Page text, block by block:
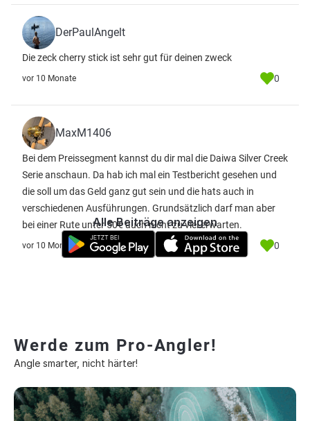
DerPaulAngelt
Die zeck cherry stick ist sehr gut für deinen zweck
vor 10 Monate 0
MaxM1406
Bei dem Preissegment kannst du dir mal die Daiwa Silver Creek
Serie anschaun. Da hab ich mal ein Testbericht gesehen und
die soll um das Geld ganz gut sein und die hats auch in
verschiedenen Ausführungen. Grundsätzlich darf man aber
bei einer Rute unter 50€ auch nicht zu viel erwarten.
vor 10 Monate 0
Alle Beiträge anzeigen
Werde zum Pro-Angler!
Angle smarter, nicht härter!